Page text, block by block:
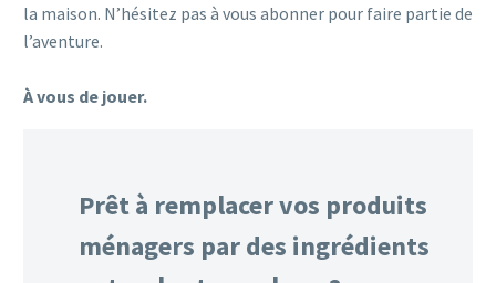
la maison. N’hésitez pas à vous abonner pour faire partie de
l’aventure.
À vous de jouer.
Prêt à remplacer vos produits
ménagers par des ingrédients